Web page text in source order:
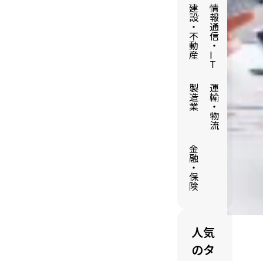
建
設
・
不
動
産
情
報
通
信
・
I
T
製
造
業
運
輸
・
物
流
金
融
・
保
険
人気
のタ